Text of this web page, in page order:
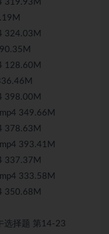
319.93M
324.03M
128.60M
398.00M
349.66M
378.63M
393.41M
337.37M
333.58M
350.68M
选择题 第14-23